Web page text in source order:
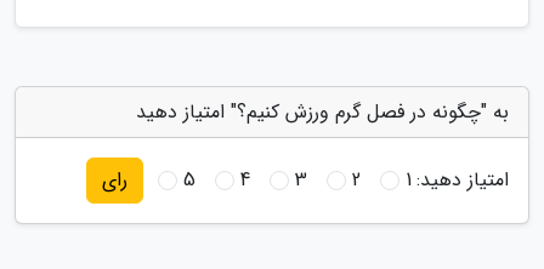
به "چگونه در فصل گرم ورزش کنیم؟" امتیاز دهید
امتیاز دهید:1
2
3
4
5 رای